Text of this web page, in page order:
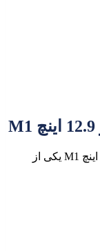
معرفی کلی آیپد پرو 12.9 اینچ M1 آیپد پرو 12.9 اینچ M1 یکی از